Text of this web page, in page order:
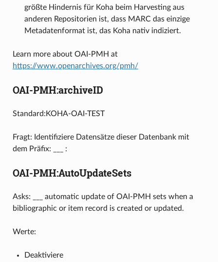
größte Hindernis für Koha beim Harvesting aus
anderen Repositorien ist, dass MARC das einzige
Metadatenformat ist, das Koha nativ indiziert.
Learn more about OAI-PMH at
https://www.openarchives.org/pmh/
OAI-PMH:archiveID
Standard:KOHA-OAI-TEST
Fragt: Identifiziere Datensätze dieser Datenbank mit
dem Präfix: ___ :
OAI-PMH:AutoUpdateSets
Asks: ___ automatic update of OAI-PMH sets when a
bibliographic or item record is created or updated.
Werte:
Deaktiviere